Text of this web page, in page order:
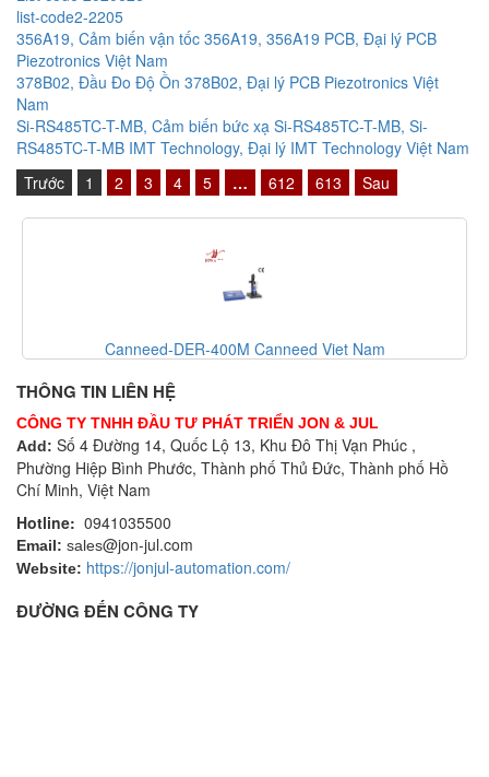
list-code2-2205
356A19, Cảm biến vận tốc 356A19, 356A19 PCB, Đại lý PCB
Piezotronics Việt Nam
378B02, Đầu Đo Độ Ồn 378B02, Đại lý PCB Piezotronics Việt
Nam
Si-RS485TC-T-MB, Cảm biến bức xạ Si-RS485TC-T-MB, Si-
RS485TC-T-MB IMT Technology, Đại lý IMT Technology Việt Nam
Trước
1 2 3 4 5 … 612 613 Sau
Canneed-DER-400M Canneed Viet Nam
THÔNG TIN LIÊN HỆ
CÔNG TY TNHH ĐẦU TƯ PHÁT TRIỂN JON & JUL
Add: Số 4 Đường 14, Quốc Lộ 13, Khu Đô Thị Vạn Phúc ,
Phường Hiệp Bình Phước, Thành phố Thủ Đức, Thành phố Hồ
Chí Minh, Việt Nam
Hotline: 0941035500
Email: sales@jon-jul.com
Website: https://jonjul-automation.com/
ĐƯỜNG ĐẾN CÔNG TY